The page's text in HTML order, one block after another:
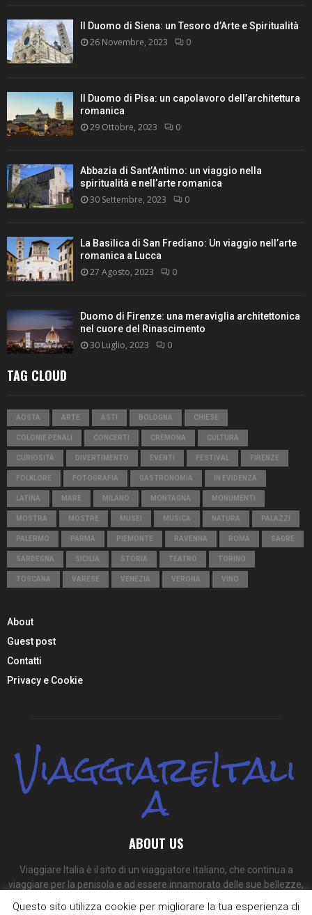
Il Duomo di Siena: un Tesoro d’Arte e Spiritualità
26 Novembre, 2023 0
Il Duomo di Pisa: un capolavoro dell’architettura
romanica
29 Ottobre, 2023 0
Abbazia di Sant’Antimo: un viaggio nella
spiritualità e nell’arte romanica
30 Settembre, 2023 0
La Basilica di San Frediano: Un viaggio nell’arte
romanica a Lucca
27 Agosto, 2023 0
Duomo di Firenze: una meraviglia architettonica
nel cuore del Rinascimento
30 Luglio, 2023 0
TAG CLOUD
AOSTA ARTE ASTI BOLOGNA CHIESE
COLONIE PENALI CONCERTI CREMONA CULTURA
CURIOSITÀ DIVERTIMENTO EVENTI FESTIVAL FIRENZE
FOLKLORE FOTOGRAFIA GASTRONOMIA IN EVIDENZA
LATINA MARE MILANO MONTAGNA MONUMENTI
MOSTRA MOSTRE MUSEI MUSICA NATURA PALAZZI
PALERMO PARMA PIEMONTE RAVENNA ROMA SAGRE
SARDEGNA SICILIA STORIA TEATRO TORINO
TOSCANA VARESE VENEZIA VERONA VINO
About
Guest post
Contatti
Privacy e Cookie
ViaggiareItali
a
ABOUT US
Viaggiare Italia è il sito di un viaggiatore italiano, che continua a
viaggiare per la penisola e ad essere innamorato delle sue bellezze,
Questo sito utilizza cookie per migliorare la tua esperienza di